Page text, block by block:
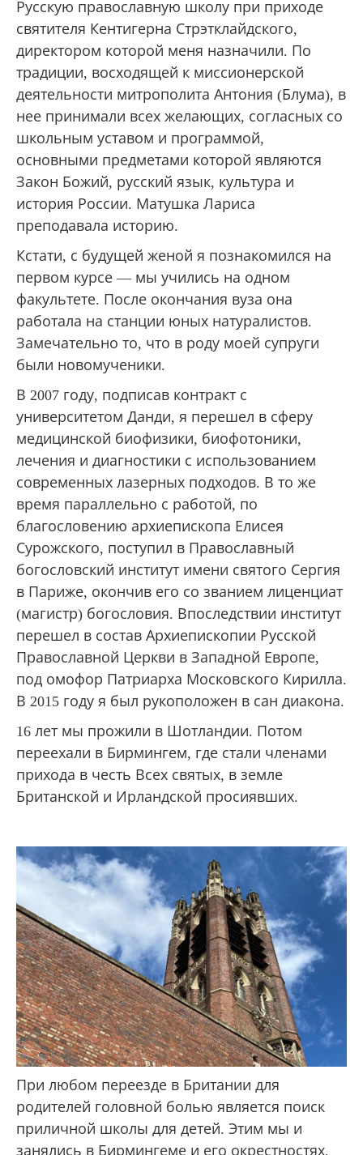
Русскую православную школу при приходе
святителя Кентигерна Стрэтклайдского,
директором которой меня назначили. По
традиции, восходящей к миссионерской
деятельности митрополита Антония (Блума), в
нее принимали всех желающих, согласных со
школьным уставом и программой,
основными предметами которой являются
Закон Божий, русский язык, культура и
история России. Матушка Лариса
преподавала историю.
Кстати, с будущей женой я познакомился на
первом курсе — мы учились на одном
факультете. После окончания вуза она
работала на станции юных натуралистов.
Замечательно то, что в роду моей супруги
были новомученики.
В 2007 году, подписав контракт с
университетом Данди, я перешел в сферу
медицинской биофизики, биофотоники,
лечения и диагностики с использованием
современных лазерных подходов. В то же
время параллельно с работой, по
благословению архиепископа Елисея
Сурожского, поступил в Православный
богословский институт имени святого Сергия
в Париже, окончив его со званием лиценциат
(магистр) богословия. Впоследствии институт
перешел в состав Архиепископии Русской
Православной Церкви в Западной Европе,
под омофор Патриарха Московского Кирилла.
В 2015 году я был рукоположен в сан диакона.
16 лет мы прожили в Шотландии. Потом
переехали в Бирмингем, где стали членами
прихода в честь Всех святых, в земле
Британской и Ирландской просиявших.
При любом переезде в Британии для
родителей головной болью является поиск
приличной школы для детей. Этим мы и
занялись в Бирмингеме и его окрестностях,